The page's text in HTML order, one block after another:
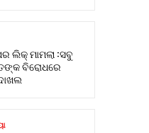
ଲିକ୍ ମାମଲା :ସବୁ
ବିରୋଧରେ